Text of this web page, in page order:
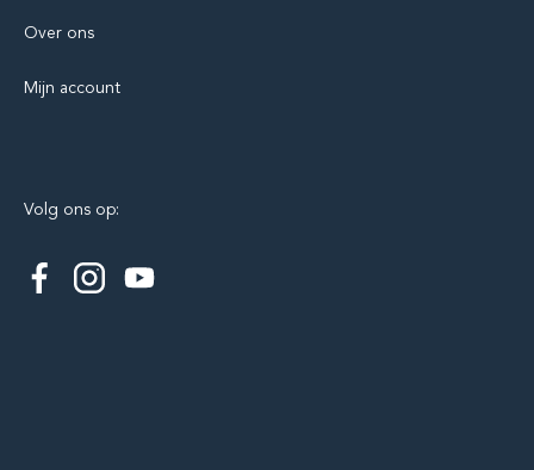
Over ons
Mijn account
Volg ons op: